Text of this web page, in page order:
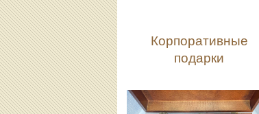
Корпоративные
подарки